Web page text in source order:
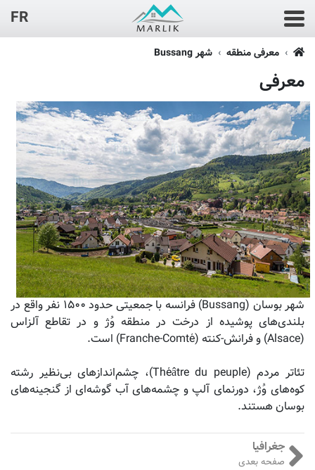
FR
معرفی منطقه شهر Bussang
معرفی
شهر بوسان (Bussang) فرانسه با جمعیتی حدود ۱۵۰۰ نفر واقع در
بلندی‌های پوشیده از درخت در منطقه وُژ و در تقاطع آلزاس
(Alsace) و فرانش-کنته (Franche-Comté) است.
تئاتر مردم (Théâtre du peuple)، چشم‌اندازهای بی‌نظیر رشته
کوه‌های وُژ، دورنمای آلپ و چشمه‌های آب گوشه‌ای از گنجینه‌های
بوسان هستند.
جغرافیا
صفحه بعدی